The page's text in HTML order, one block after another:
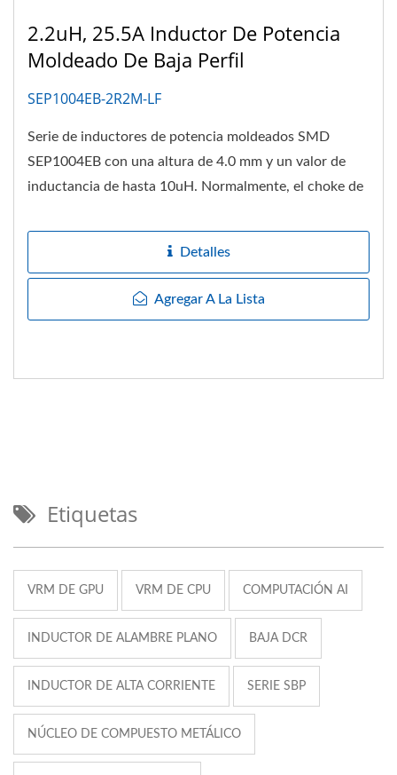
2.2uH, 25.5A Inductor De Potencia
Moldeado De Baja Perfil
SEP1004EB-2R2M-LF
Serie de inductores de potencia moldeados SMD
SEP1004EB con una altura de 4.0 mm y un valor de
inductancia de hasta 10uH. Normalmente, el choke de
Detalles
Agregar A La Lista
Etiquetas
VRM DE GPU VRM DE CPU COMPUTACIÓN AI
INDUCTOR DE ALAMBRE PLANO BAJA DCR
INDUCTOR DE ALTA CORRIENTE SERIE SBP
NÚCLEO DE COMPUESTO METÁLICO